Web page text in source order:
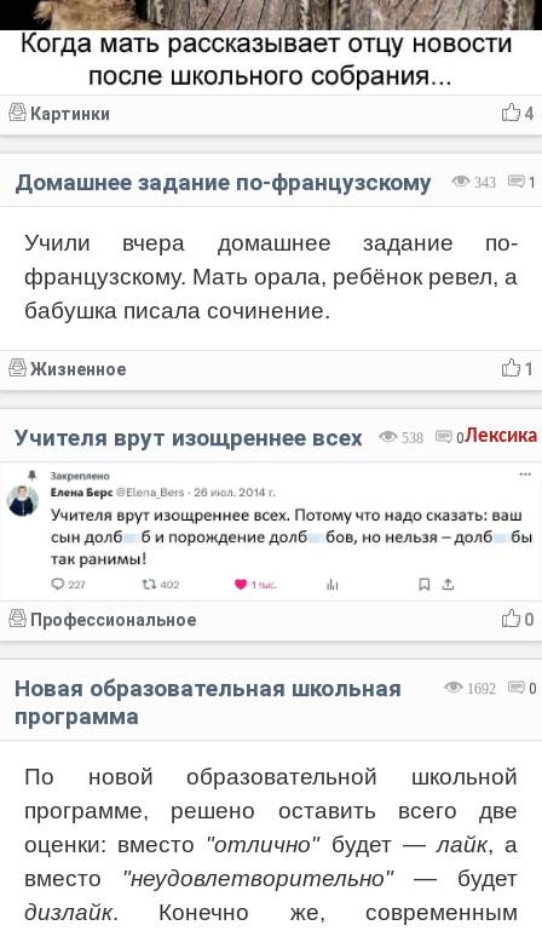
4
Картинки
343 1
Домашнее задание по-французскому
Учили вчера домашнее задание по-
французскому. Мать орала, ребёнок ревел, а
бабушка писала сочинение.
1
Жизненное
Лексика
538 0
Учителя врут изощреннее всех
0
Профессиональное
1692 0
Новая образовательная школьная
программа
По новой образовательной школьной
программе, решено оставить всего две
оценки: вместо "отлично" будет —лайк, а
вместо "неудовлетворительно"— будет
дизлайк. Конечно же, современным